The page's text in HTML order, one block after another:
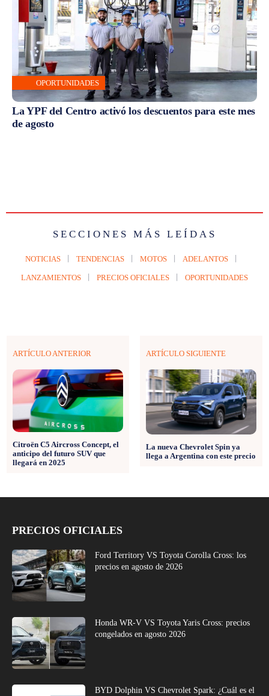
OPORTUNIDADES
La YPF del Centro activó los descuentos para este mes
de agosto
SECCIONES MÁS LEÍDAS
NOTICIAS TENDENCIAS MOTOS ADELANTOS
LANZAMIENTOS PRECIOS OFICIALES OPORTUNIDADES
ARTÍCULO ANTERIOR
Citroën C5 Aircross Concept, el
anticipo del futuro SUV que
llegará en 2025
ARTÍCULO SIGUIENTE
La nueva Chevrolet Spin ya
llega a Argentina con este precio
PRECIOS OFICIALES
Ford Territory VS Toyota Corolla Cross: los
precios en agosto de 2026
Honda WR-V VS Toyota Yaris Cross: precios
congelados en agosto 2026
BYD Dolphin VS Chevrolet Spark: ¿Cuál es el